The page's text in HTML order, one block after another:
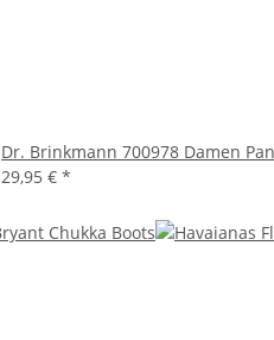
Dr. Brinkmann 700978 Damen
29,95 € *